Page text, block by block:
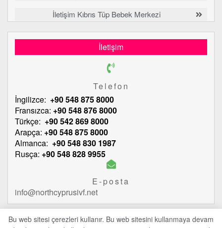
İletişim Kıbrıs Tüp Bebek Merkezi
İletişim
Telefon
İngilizce: +90 548 875 8000
Fransızca: +90 548 876 8000
Türkçe: +90 542 869 8000
Arapça: +90 548 875 8000
Almanca: +90 548 830 1987
Rusça: +90 548 828 9955
E-posta
info@northcyprusivf.net
Bu web sitesi çerezleri kullanır. Bu web sitesini kullanmaya devam